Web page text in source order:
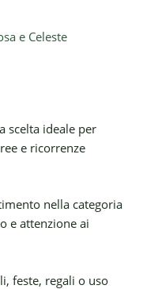
e Celeste
scelta ideale per
e ricorrenze
nella categoria
e attenzione ai
feste, regali o uso